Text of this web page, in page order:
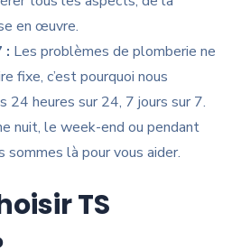
en œuvre.
: Les problèmes de plomberie ne
fixe, c’est pourquoi nous
24 heures sur 24, 7 jours sur 7.
nuit, le week-end ou pendant
sommes là pour vous aider.
TS